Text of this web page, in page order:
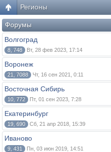
Регионы
Форумы
Волгоград
8, 748 Вт, 28 фев 2023, 17:14
Воронеж
21, 7088 Чт, 16 сен 2021, 0:11
Восточная Сибирь
10, 772 Пт, 01 сен 2023, 7:28
Екатеринбург
19, 690 Сб, 21 апр 2018, 15:39
Иваново
9, 431 Пн, 03 июн 2019, 14:51